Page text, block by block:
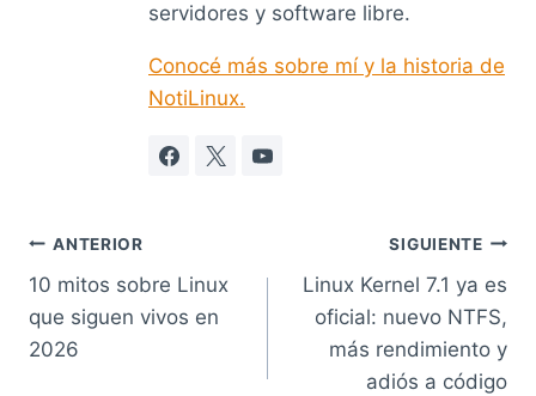
servidores y software libre.
Conocé más sobre mí y la historia de
NotiLinux.
Navegación
de
entradas
ANTERIOR
10 mitos sobre Linux
que siguen vivos en
2026
SIGUIENTE
Linux Kernel 7.1 ya es
oficial: nuevo NTFS,
más rendimiento y
adiós a código